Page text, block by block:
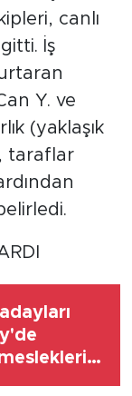
canlı
İş
Y. ve
(yaklaşık
taraflar